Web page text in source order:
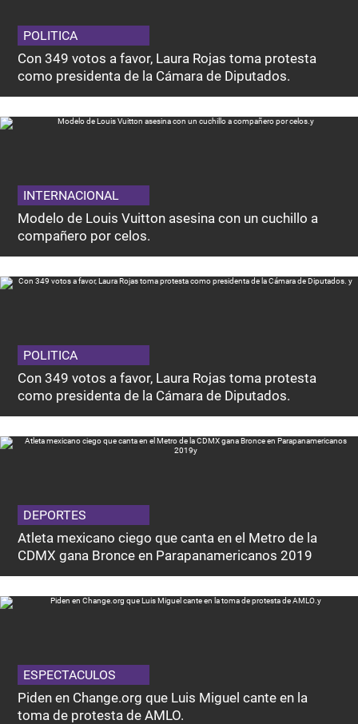
POLITICA
Con 349 votos a favor, Laura Rojas toma protesta
como presidenta de la Cámara de Diputados.
INTERNACIONAL
Modelo de Louis Vuitton asesina con un cuchillo a
compañero por celos.
POLITICA
Con 349 votos a favor, Laura Rojas toma protesta
como presidenta de la Cámara de Diputados.
DEPORTES
Atleta mexicano ciego que canta en el Metro de la
CDMX gana Bronce en Parapanamericanos 2019
ESPECTACULOS
Piden en Change.org que Luis Miguel cante en la
toma de protesta de AMLO.